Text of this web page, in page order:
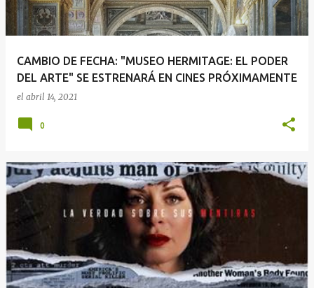
CAMBIO DE FECHA: "MUSEO HERMITAGE: EL PODER
DEL ARTE" SE ESTRENARÁ EN CINES PRÓXIMAMENTE
el abril 14, 2021
0